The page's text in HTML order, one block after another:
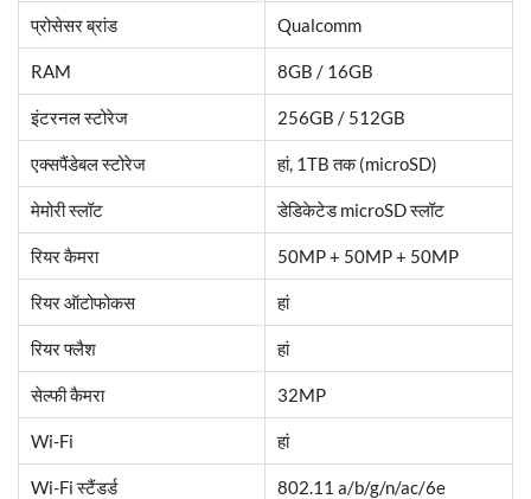
प्रोसेसर ब्रांड Qualcomm
RAM 8GB / 16GB
इंटरनल स्टोरेज 256GB / 512GB
एक्सपैंडेबल स्टोरेज हां, 1TB तक (microSD)
मेमोरी स्लॉट डेडिकेटेड microSD स्लॉट
रियर कैमरा 50MP + 50MP + 50MP
रियर ऑटोफोकस हां
रियर फ्लैश हां
सेल्फी कैमरा 32MP
Wi-Fi हां
Wi-Fi स्टैंडर्ड 802.11 a/b/g/n/ac/6e